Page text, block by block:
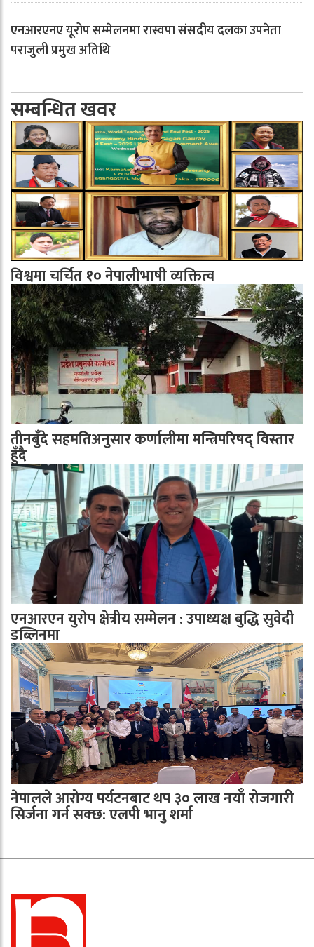
एनआरएनए यूरोप सम्मेलनमा रास्वपा संसदीय दलका उपनेता
पराजुली प्रमुख अतिथि
सम्बन्धित खवर
विश्वमा चर्चित १० नेपालीभाषी व्यक्तित्व
तीनबुँदे सहमतिअनुसार कर्णालीमा मन्त्रिपरिषद् विस्तार
हुँदै
एनआरएन युरोप क्षेत्रीय सम्मेलन : उपाध्यक्ष बुद्धि सुवेदी
डब्लिनमा
नेपालले आरोग्य पर्यटनबाट थप ३० लाख नयाँ रोजगारी
सिर्जना गर्न सक्छ: एलपी भानु शर्मा